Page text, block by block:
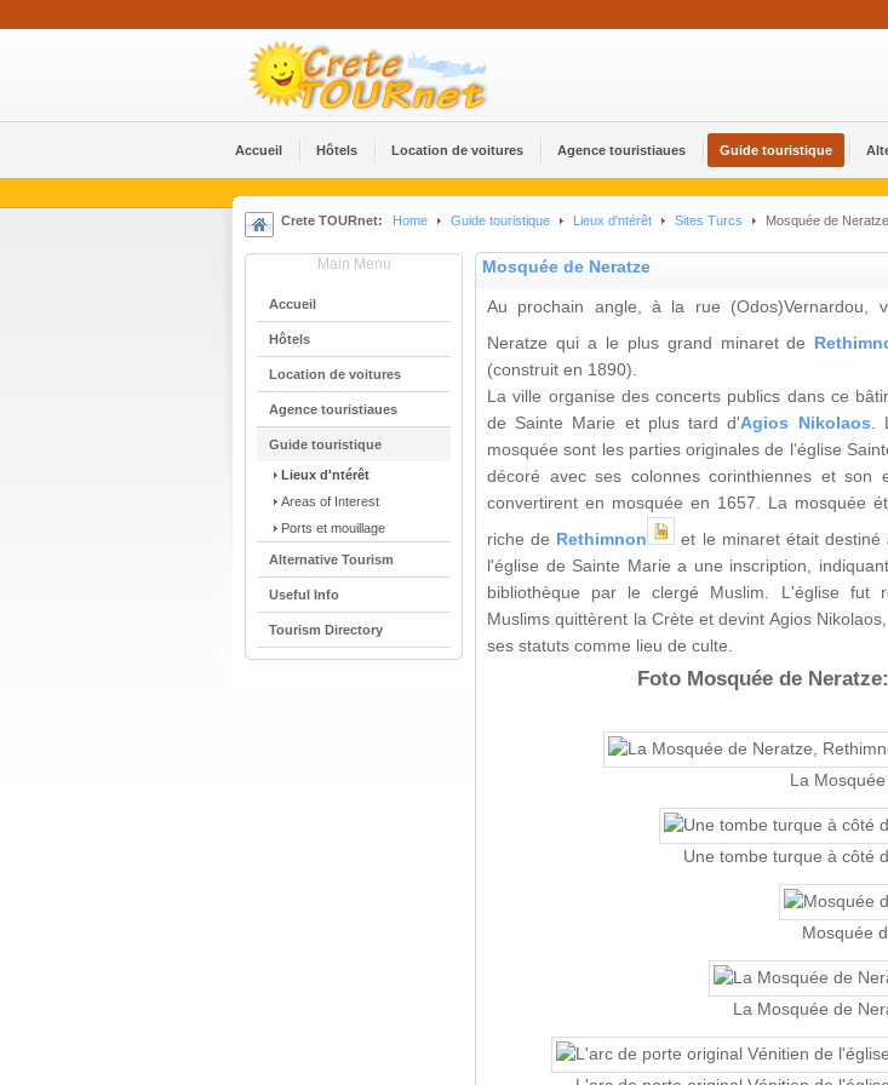
Accueil Hôtels Location de voitures Agence touristiaues Guide touristique
Crete TOURnet: Home Guide touristique Lieux d'ntérêt Sites Turcs Mosquée de Neratze
Main Menu
Accueil
Hôtels
Location de voitures
Agence touristiaues
Guide touristique
Lieux d'ntérêt
Areas of Interest
Ports et mouillage
Alternative Tourism
Useful Info
Tourism Directory
Mosquée de Neratze
Au prochain angle, à la rue (Odos)Vernardou,
Neratze qui a le plus grand minaret de
(construit en 1890).
La ville organise des concerts publics dans ce
de Sainte Marie et plus tard d'Agios Nikolaos.
mosquée sont les parties originales de l'église
décoré avec ses colonnes corinthiennes et son
convertirent en mosquée en 1657. La mosquée
riche de Rethimnon
et le minaret était
l'église de Sainte Marie a une inscription,
bibliothèque par le clergé Muslim. L'église fut
Muslims quittèrent la Crète et devint Agios
ses statuts comme lieu de culte.
Foto Mosquée de Neratze:
La
Une tombe turque à côté
Mosquée
La Mosquée de